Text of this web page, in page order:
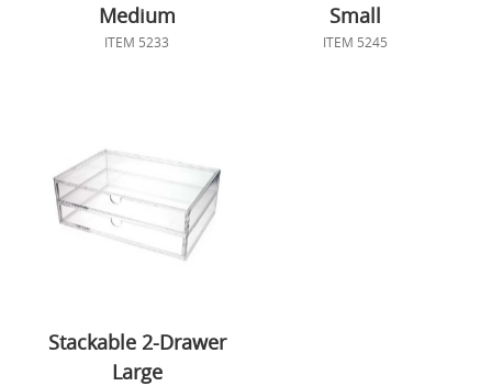
Medium
ITEM 5233
Small
ITEM 5245
Stackable 2-Drawer
Large